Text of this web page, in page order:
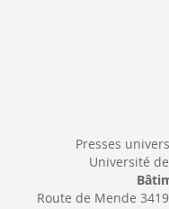
Presses
Université
Route de Mende